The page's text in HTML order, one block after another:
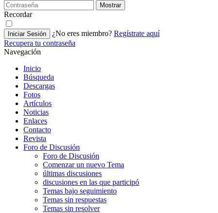
Mostrar
Recordar
Iniciar Sesión ¿No eres miembro? Regístrate aquí
Recupera tu contraseña
Navegación
Inicio
Búsqueda
Descargas
Fotos
Artículos
Noticias
Enlaces
Contacto
Revista
Foro de Discusión
Foro de Discusión
Comenzar un nuevo Tema
últimas discusiones
discusiones en las que participó
Temas bajo seguimiento
Temas sin respuestas
Temas sin resolver